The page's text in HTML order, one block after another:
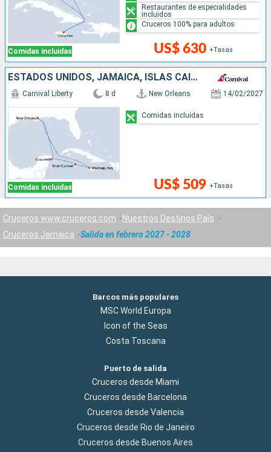
Comidas incluidas US$ 630 +Tasas
Restaurantes de especialidades
incluidos
Cruceros 100% para adultos
ESTADOS UNIDOS, JAMAICA, ISLAS CAIMÁN, MÉXICO
Comidas incluidas
Carnival Liberty 8 d New Orleans 14/02/2027
US$ 509 +Tasas
Comidas incluidas
Cruceros www.cruceros.com
Nuestros Destinos País
Cruceros Jamaica
Salida en febrero 2027 - 2028
Barcos más populares
MSC World Europa
Icon of the Seas
Costa Toscana
Puerto de salida
Cruceros desde Miami
Cruceros desde Barcelona
Cruceros desde Valencia
Cruceros desde Rio de Janeiro
Cruceros desde Buenos Aires